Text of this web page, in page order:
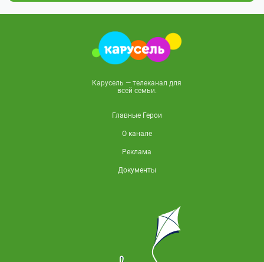
Карусель — телеканал для
всей семьи.
Главные Герои
О канале
Реклама
Документы